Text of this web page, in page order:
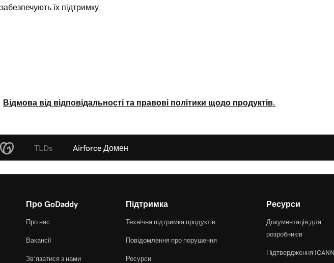
забезпечують їх підтримку.
Відмова від відповідальності та правові політики щодо продуктів.
TLDs Airforce Домен
Про GoDaddy
Про нас
Вакансії
Зв’язатися з нами
Підтримка
Технічна підтримка продуктів
Повідомлення про порушення
Ресурси
Ресурси
Документація для
розробників
Підтвердження ICANN